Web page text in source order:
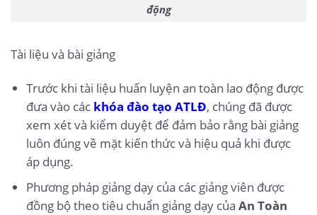
động
Tài liệu và bài giảng
Trước khi tài liệu huấn luyện an toàn lao động được
đưa vào các khóa đào tạo ATLĐ, chúng đã được
xem xét và kiểm duyệt để đảm bảo rằng bài giảng
luôn đúng về mặt kiến thức và hiệu quả khi được
áp dụng.
Phương pháp giảng dạy của các giảng viên được
đồng bộ theo tiêu chuẩn giảng dạy của An Toàn